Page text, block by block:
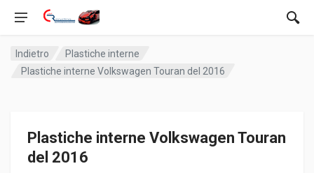
Indietro
Plastiche interne
Plastiche interne Volkswagen Touran del 2016
Plastiche interne Volkswagen Touran
del 2016